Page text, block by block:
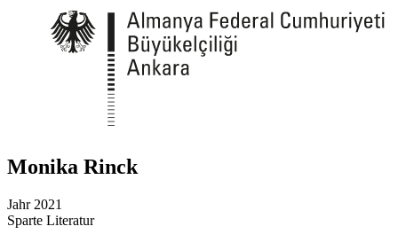
Monika Rinck
Jahr 2021
Sparte Literatur